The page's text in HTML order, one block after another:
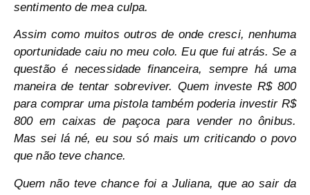
sentimento de mea culpa.
Assim como muitos outros de onde cresci, nenhuma
oportunidade caiu no meu colo. Eu que fui atrás. Se a
questão é necessidade financeira, sempre há uma
maneira de tentar sobreviver. Quem investe R$ 800
para comprar uma pistola também poderia investir R$
800 em caixas de paçoca para vender no ônibus.
Mas sei lá né, eu sou só mais um criticando o povo
que não teve chance.
Quem não teve chance foi a Juliana, que ao sair da